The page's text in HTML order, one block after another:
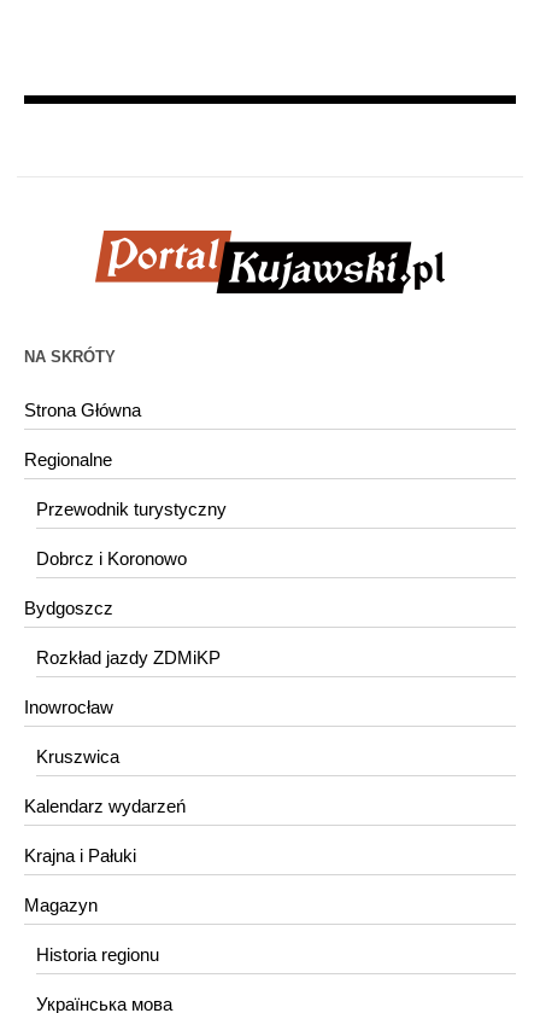
NA SKRÓTY
Strona Główna
Regionalne
Przewodnik turystyczny
Dobrcz i Koronowo
Bydgoszcz
Rozkład jazdy ZDMiKP
Inowrocław
Kruszwica
Kalendarz wydarzeń
Krajna i Pałuki
Magazyn
Historia regionu
Українська мова